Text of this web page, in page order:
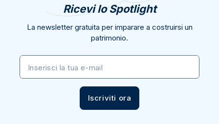
Ricevi lo Spotlight
La newsletter gratuita per imparare a costruirsi un
patrimonio.
Inserisci la tua e-mail
Iscriviti ora